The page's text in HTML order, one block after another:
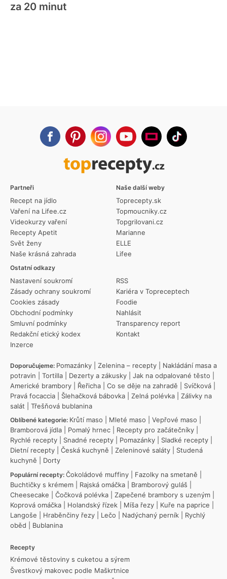
za 20 minut
Partneři
Recept na jídlo
Vaření na Lifee.cz
Videokurzy vaření
Recepty Apetit
Svět ženy
Naše krásná zahrada
Ostatní odkazy
Nastavení soukromí
Zásady ochrany soukromí
Cookies zásady
Obchodní podmínky
Smluvní podmínky
Redakční etický kodex
Inzerce
RSS
Kariéra v Topreceptech
Foodie
Nahlásit
Transparency report
Kontakt
Naše další weby
Toprecepty.sk
Topmoucniky.cz
Topgrilovani.cz
Marianne
ELLE
Lifee
Doporučujeme: Pomazánky Zelenina – recepty
Nakládání masa a
potravin
Tortilla Dezerty a zákusky Jak na odpalované těsto
Americké brambory
Řeřicha Co se děje na zahradě Svíčková
Pravá focaccia
Šlehačková bábovka Zelná polévka
Zálivky na
salát
Třešňová bublanina
Oblíbené kategorie: Krůtí maso Mleté maso Vepřové maso
Bramborová jídla
Pomalý hrnec Recepty pro začátečníky
Rychlé recepty
Snadné recepty Pomazánky Sladké recepty
Dietní recepty
Česká kuchyně Zeleninové saláty
Studená
kuchyně
Dorty
Populární recepty: Čokoládové muffiny Fazolky na smetaně
Buchtičky s krémem
Rajská omáčka Bramborový guláš
Cheesecake
Čočková polévka Zapečené brambory s uzeným
Koprová omáčka
Holandský řízek Míša řezy Kuře na paprice
Langoše
Hraběnčiny řezy Lečo Nadýchaný perník
Rychlý
oběd
Bublanina
Recepty
Krémové těstoviny s cuketou a sýrem
Švestkový makovec podle Maškrtnice